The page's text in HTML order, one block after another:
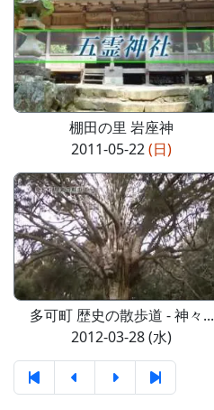
棚田の里 岩座神
2011-05-22(日)
多可町 歴史の散歩道 - 神々...
2012-03-28 (水)